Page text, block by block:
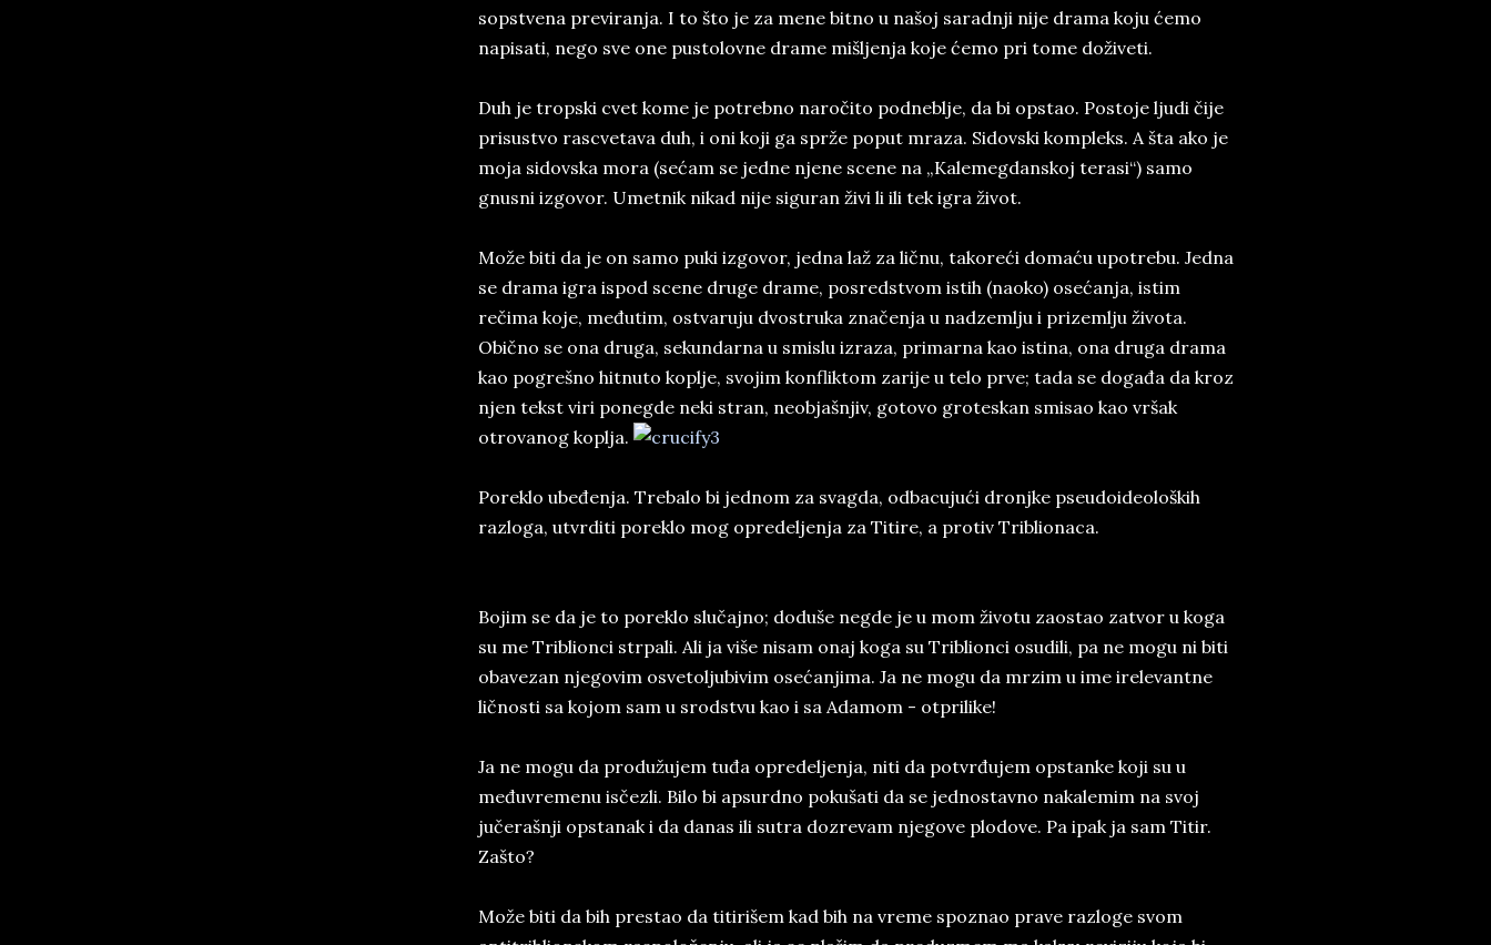
sopstvena previranja. I to što je za mene bitno u našoj saradnji nije drama koju ćemo
napisati, nego sve one pustolovne drame mišljenja koje ćemo pri tome doživeti.
Duh je tropski cvet kome je potrebno naročito podneblje, da bi opstao. Postoje ljudi čije
prisustvo rascvetava duh, i oni koji ga sprže poput mraza. Sidovski kompleks. A šta ako je
moja sidovska mora (sećam se jedne njene scene na „Kalemegdanskoj terasi“) samo
gnusni izgovor. Umetnik nikad nije siguran živi li ili tek igra život.
Može biti da je on samo puki izgovor, jedna laž za ličnu, takoreći domaću upotrebu. Jedna
se drama igra ispod scene druge drame, posredstvom istih (naoko) osećanja, istim
rečima koje, međutim, ostvaruju dvostruka značenja u nadzemlju i prizemlju života.
Obično se ona druga, sekundarna u smislu izraza, primarna kao istina, ona druga drama
kao pogrešno hitnuto koplje, svojim konfliktom zarije u telo prve; tada se događa da kroz
njen tekst viri ponegde neki stran, neobjašnjiv, gotovo groteskan smisao kao vršak
otrovanog koplja.
Poreklo ubeđenja. Trebalo bi jednom za svagda, odbacujući dronjke pseudoideoloških
razloga, utvrditi poreklo mog opredeljenja za Titire, a protiv Triblionaca.
Bojim se da je to poreklo slučajno; doduše negde je u mom životu zaostao zatvor u koga
su me Triblionci strpali. Ali ja više nisam onaj koga su Triblionci osudili, pa ne mogu ni biti
obavezan njegovim osvetoljubivim osećanjima. Ja ne mogu da mrzim u ime irelevantne
ličnosti sa kojom sam u srodstvu kao i sa Adamom - otprilike!
Ja ne mogu da produžujem tuđa opredeljenja, niti da potvrđujem opstanke koji su u
međuvremenu isčezli. Bilo bi apsurdno pokušati da se jednostavno nakalemim na svoj
jučerašnji opstanak i da danas ili sutra dozrevam njegove plodove. Pa ipak ja sam Titir.
Zašto?
Može biti da bih prestao da titirišem kad bih na vreme spoznao prave razloge svom